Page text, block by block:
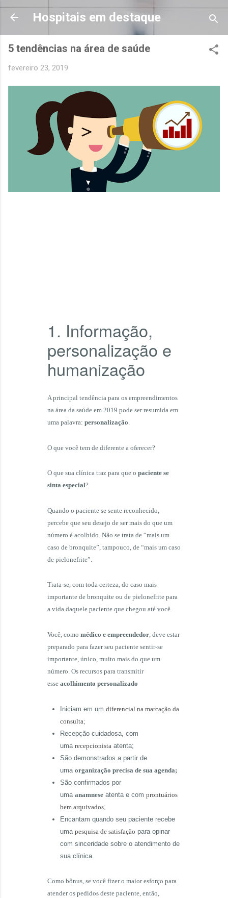
Pular para o conteúdo principal
Hospitais em destaque
5 tendências na área de saúde
fevereiro 23, 2019
1. Informação,
personalização e
humanização
A principal tendência para os empreendimentos
na área da saúde em 2019 pode ser resumida em
uma palavra: personalização.
O que você tem de diferente a oferecer?
O que sua clínica traz para que o paciente se
sinta especial?
Quando o paciente se sente reconhecido,
percebe que seu desejo de ser mais do que um
número é acolhido. Não se trata de “mais um
caso de bronquite”, tampouco, de “mais um caso
de pielonefrite”.
Trata-se, com toda certeza, do caso mais
importante de bronquite ou de pielonefrite para
a vida daquele paciente que chegou até você.
Você, como médico e empreendedor, deve estar
preparado para fazer seu paciente sentir-se
importante, único, muito mais do que um
número. Os recursos para transmitir
esse acolhimento personalizado
Iniciam em umdiferencial na marcação da
consulta;
Recepção cuidadosa, com
umarecepcionista atenta;
São demonstrados a partir de
umaorganização precisa de sua agenda;
São confirmados por
umaanamnese atenta e comprontuários
bem arquivados;
Encantam quando seu paciente recebe
umapesquisa de satisfação para opinar
com sinceridade sobre o atendimento de
sua clínica.
Como bônus, se você fizer o maior esforço para
atender os pedidos deste paciente, então,